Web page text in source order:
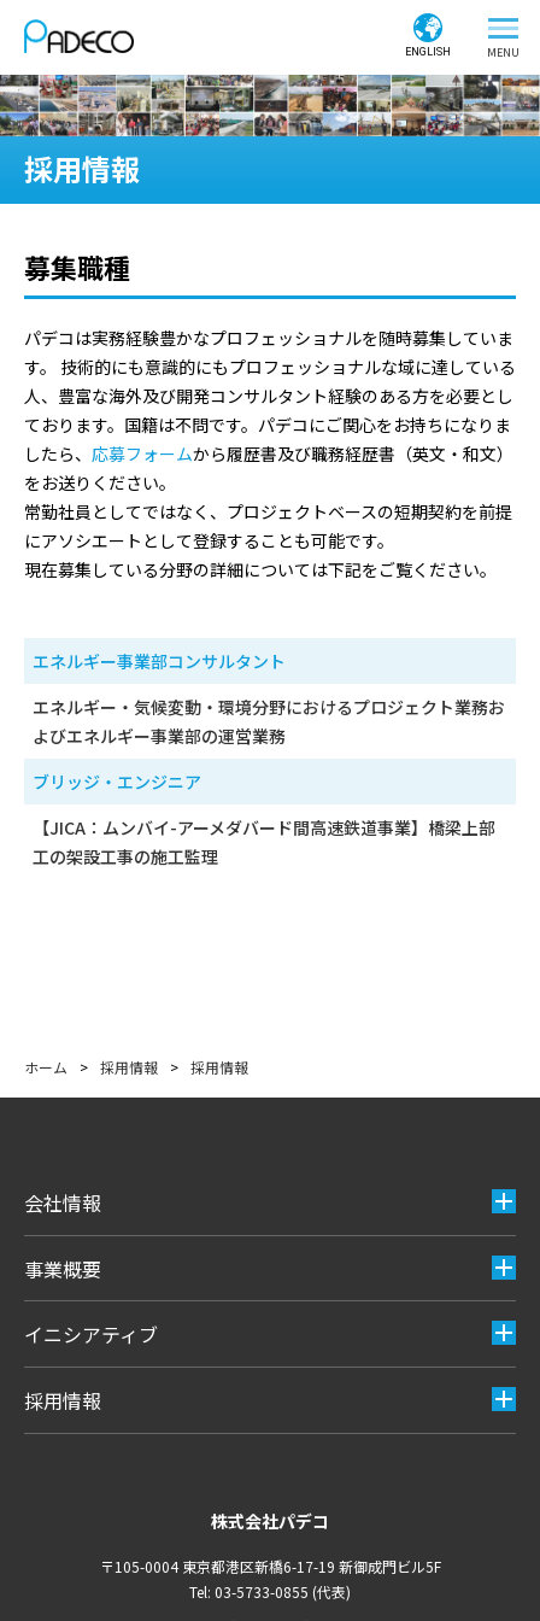
ENGLISH
採用情報
募集職種
パデコは実務経験豊かなプロフェッショナルを随時募集していま
す。 技術的にも意識的にもプロフェッショナルな域に達している
人、豊富な海外及び開発コンサルタント経験のある方を必要とし
ております。国籍は不問です。パデコにご関心をお持ちになりま
したら、 応募フォームから履歴書及び職務経歴書（英文・和文）
をお送りください。
常勤社員としてではなく、プロジェクトベースの短期契約を前提
にアソシエートとして登録することも可能です。
現在募集している分野の詳細については下記をご覧ください。
エネルギー事業部コンサルタント
エネルギー・気候変動・環境分野におけるプロジェクト業務お
よびエネルギー事業部の運営業務
ブリッジ・エンジニア
【JICA：ムンバイ-アーメダバード間高速鉄道事業】橋梁上部
工の架設工事の施工監理
ホーム > 採用情報 > 採用情報
会社情報
事業概要
イニシアティブ
採用情報
株式会社パデコ
〒105-0004 東京都港区新橋6-17-19 新御成門ビル5F
Tel: 03-5733-0855 (代表)